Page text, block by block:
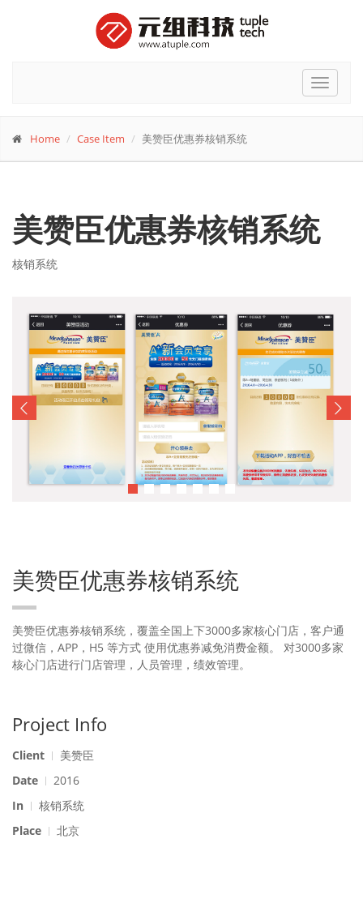
Toggle
Home Case Item 美赞臣优惠券核销系统
美赞臣优惠券核销系统
核销系统
美赞臣优惠券核销系统
美赞臣优惠券核销系统，覆盖全国上下3000多家核心门店，客户通
过微信，APP，H5 等方式 使用优惠券减免消费金额。 对3000多家
核心门店进行门店管理，人员管理，绩效管理。
Project Info
Client
美赞臣
Date
2016
In
核销系统
Place
北京